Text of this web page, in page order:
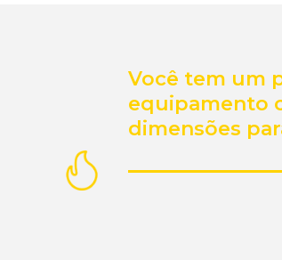
Você tem um
equipamento
dimensões